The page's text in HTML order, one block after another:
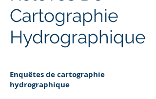
Cartographie
Hydrographique
Enquêtes de cartographie
hydrographique